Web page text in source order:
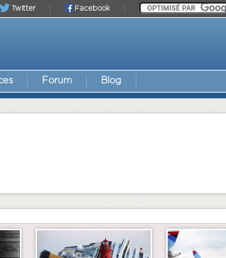
Facebook
Twitter
Forum Blog